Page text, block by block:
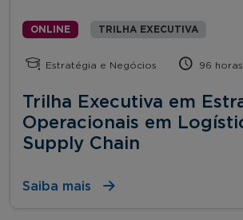
ONLINE TRILHA EXECUTIVA
Estratégia e Negócios 96
Trilha Executiva em
Operacionais em
Supply Chain
Saiba mais